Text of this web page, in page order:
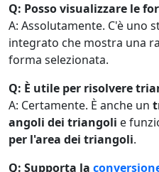
Q: Posso visualizzare le
A: Assolutamente. C'è uno
integrato che mostra una
forma selezionata.
Q: È utile per risolvere
A: Certamente. È anche un
angoli dei triangoli e
per l'area dei triangoli.
Q: Supporta la